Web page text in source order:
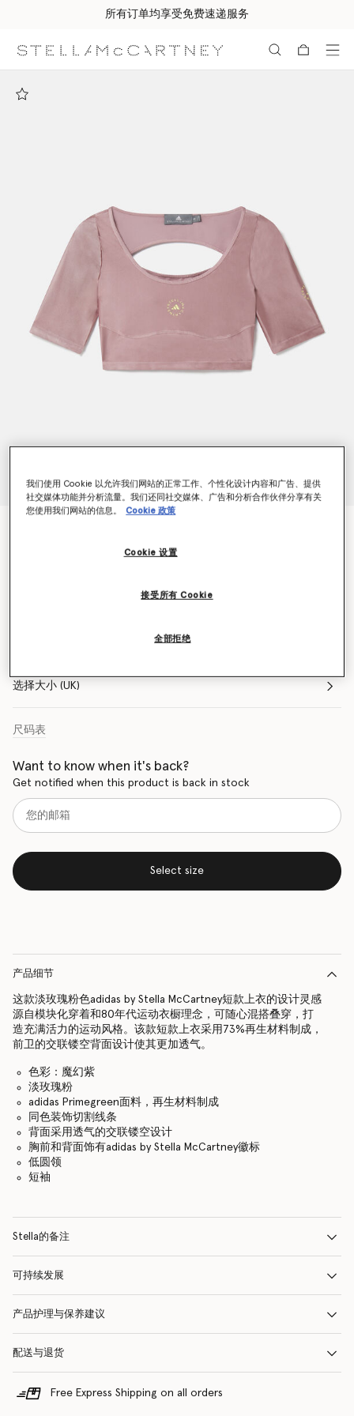
所有订单均享受免费速递服务
选择大小 (UK)
尺码表
Want to know when it's back?
Get notified when this product is back in stock
Select size
产品细节
这款淡玫瑰粉色adidas by Stella McCartney短款上衣的设计灵感
源自模块化穿着和80年代运动衣橱理念，可随心混搭叠穿，打
造充满活力的运动风格。该款短款上衣采用73%再生材料制成，
前卫的交联镂空背面设计使其更加透气。
色彩：魔幻紫
淡玫瑰粉
adidas Primegreen面料，再生材料制成
同色装饰切割线条
背面采用透气的交联镂空设计
胸前和背面饰有adidas by Stella McCartney徽标
低圆领
短袖
Stella的备注
可持续发展
产品护理与保养建议
配送与退货
Free Express Shipping on all orders
我们使用 Cookie 以允许我们网站的正常工作、个性化设计内容和广告、提供
社交媒体功能并分析流量。我们还同社交媒体、广告和分析合作伙伴分享有关
您使用我们网站的信息。
Cookie 政策
Cookie 设置
全部拒绝
接受所有 Cookie